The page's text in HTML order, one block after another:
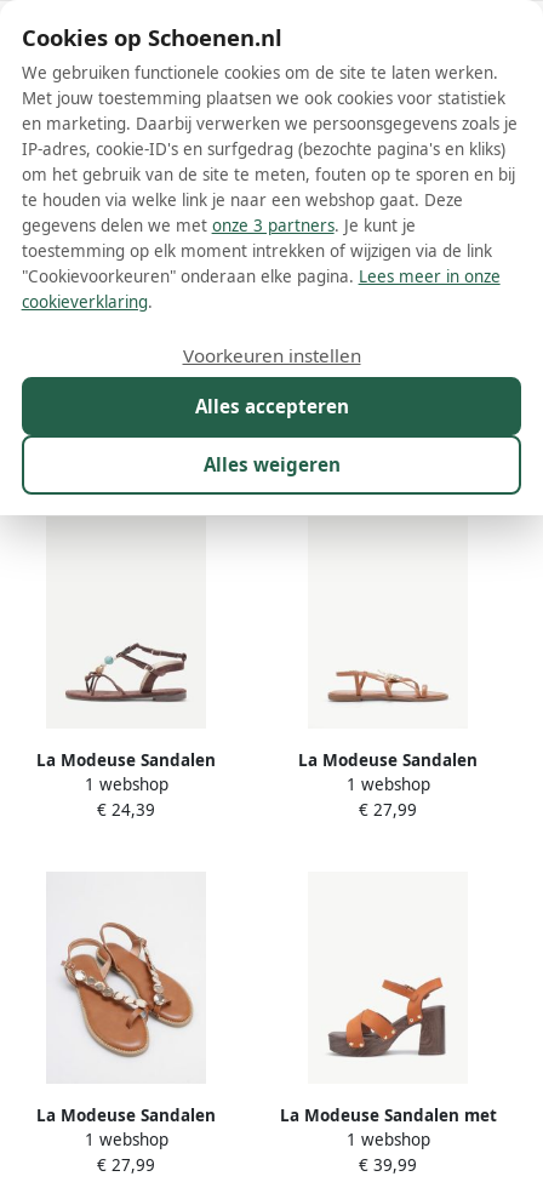
Schoenen.nl
Wis filters Alle filters
Bruine La Modeuse schoenen
Meer lezen
Kleur 1
146 resultaten:
La Modeuse Sandalen
78311_P186316
1 webshop
€ 24,39
La Modeuse Sandalen
78248_P186045
1 webshop
€ 27,99
La Modeuse Sandalen
77933_P184946
1 webshop
€ 27,99
La Modeuse Sandalen met
hakken 78840_P187715
1 webshop
€ 39,99
Cookies op Schoenen.nl
We gebruiken functionele cookies om de site te laten werken.
Met jouw toestemming plaatsen we ook cookies voor statistiek
en marketing. Daarbij verwerken we persoonsgegevens zoals je
IP-adres, cookie-ID's en surfgedrag (bezochte pagina's en kliks)
om het gebruik van de site te meten, fouten op te sporen en bij
te houden via welke link je naar een webshop gaat. Deze
gegevens delen we met onze 3 partners. Je kunt je
toestemming op elk moment intrekken of wijzigen via de link
"Cookievoorkeuren" onderaan elke pagina. Lees meer in onze
cookieverklaring.
Alles accepteren
Alles weigeren
Voorkeuren instellen